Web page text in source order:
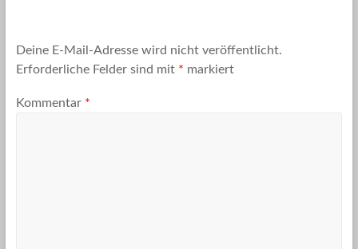
Deine E-Mail-Adresse wird nicht veröffentlicht.
Erforderliche Felder sind mit * markiert
Kommentar *